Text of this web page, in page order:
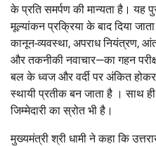
के प्रति समर्पण की मान्यता है। यह
मूल्यांकन प्रक्रिया के बाद दिया
कानून-व्यवस्था, अपराध नियंत्रण,
और तकनीकी नवाचार—का गहन
बल के ध्वज और वर्दी पर अंकित
स्थायी प्रतीक बन जाता है । साथ
जिम्मेदारी का स्रोत भी है।
मुख्यमंत्री श्री धामी ने कहा कि